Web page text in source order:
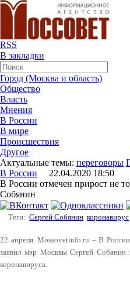
RSS
В закладки
Город (Москва и область)
Общество
Власть
Мнения
В России
В мире
Происшествия
Другое
Актуальные темы: переговоры
В России 22.04.2020 18:50
В России отмечен прирост не
Собянин
Теги: Сергей Собянин коронавирус
22 апреля. Mossovetinfo.ru – В
заявил мэр Москвы Сергей Собянин
коронавируса.